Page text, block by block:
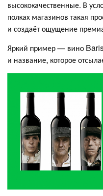
высококачественные. В
полках магазинов такая
и создаёт ощущение
Яркий пример — вино
и название, которое